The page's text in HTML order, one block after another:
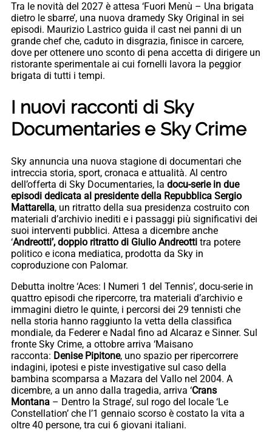
Tra le novità del 2027 è attesa ‘Fuori Menù – Una brigata
dietro le sbarre’, una nuova dramedy Sky Original in sei
episodi. Maurizio Lastrico guida il cast nei panni di un
grande chef che, caduto in disgrazia, finisce in carcere,
dove per ottenere uno sconto di pena accetta di dirigere un
ristorante sperimentale ai cui fornelli lavora la peggior
brigata di tutti i tempi.
I nuovi racconti di Sky
Documentaries e Sky Crime
Sky annuncia una nuova stagione di documentari che
intreccia storia, sport, cronaca e attualità. Al centro
dell’offerta di Sky Documentaries, la docu-serie in due
episodi dedicata al presidente della Repubblica Sergio
Mattarella, un ritratto della sua presidenza costruito con
materiali d’archivio inediti e i passaggi più significativi dei
suoi interventi pubblici. Attesa a dicembre anche
‘Andreotti’, doppio ritratto di Giulio Andreotti tra potere
politico e icona mediatica, prodotta da Sky in
coproduzione con Palomar.
Debutta inoltre ‘Aces: I Numeri 1 del Tennis’, docu-serie in
quattro episodi che ripercorre, tra materiali d’archivio e
immagini dietro le quinte, i percorsi dei 29 tennisti che
nella storia hanno raggiunto la vetta della classifica
mondiale, da Federer e Nadal fino ad Alcaraz e Sinner. Sul
fronte Sky Crime, a ottobre arriva ‘Maisano
racconta: Denise Pipitone, uno spazio per ripercorrere
indagini, ipotesi e piste investigative sul caso della
bambina scomparsa a Mazara del Vallo nel 2004. A
dicembre, a un anno dalla tragedia, arriva ‘Crans
Montana – Dentro la Strage’, sul rogo del locale ‘Le
Constellation’ che l’1 gennaio scorso è costato la vita a
oltre 40 persone, tra cui 6 giovani italiani.